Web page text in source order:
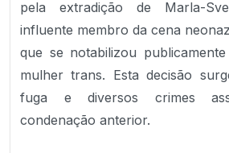
pela extradição de Marla-
influente membro da cena
que se notabilizou
mulher trans. Esta decisão
fuga e diversos crimes
condenação anterior.